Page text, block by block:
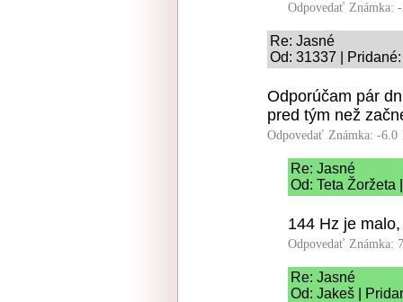
Odpovedať Známka:
Re: Jasné
Od: 31337 |
Odporúčam pár
pred tým než
Odpovedať Známka: -6.0
Re: Jasné
Od: Teta Žoržeta
144 Hz je
Odpovedať Známka:
Re: Jasné
Od: Jakeš |